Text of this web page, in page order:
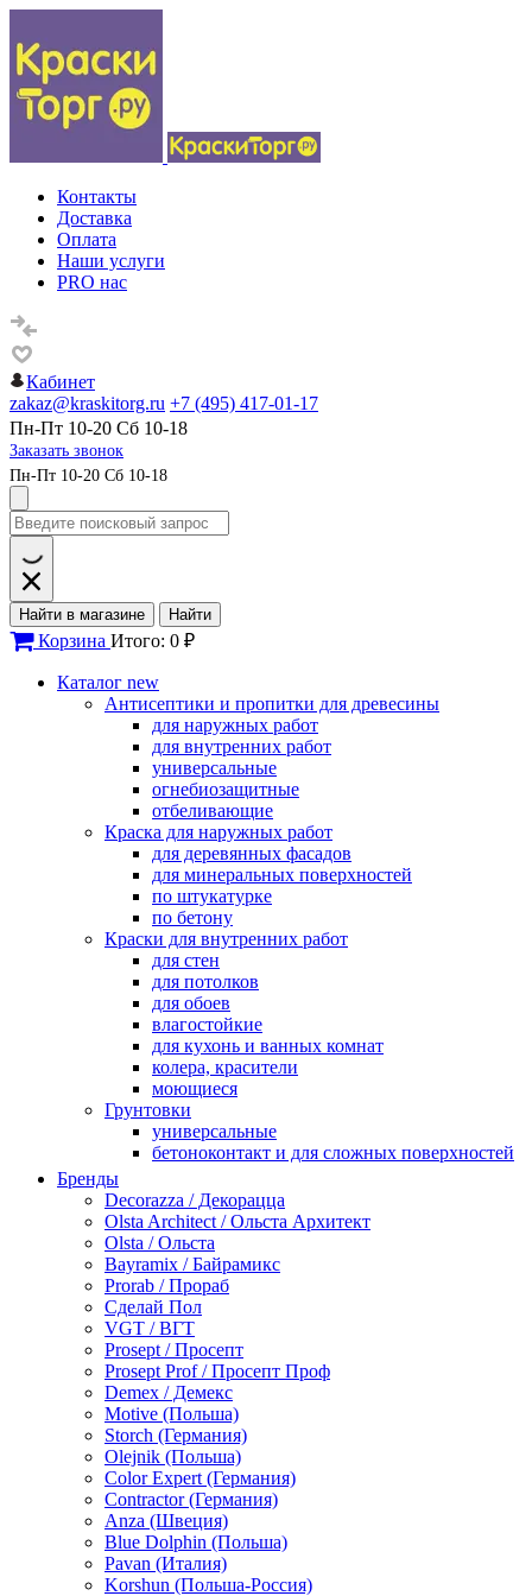
Контакты
Доставка
Оплата
Наши услуги
PRO нас
Кабинет
zakaz@kraskitorg.ru +7 (495) 417-01-17
Пн-Пт 10-20 Сб 10-18
Заказать звонок
Пн-Пт 10-20 Сб 10-18
Найти в магазине Найти
Корзина Итого: 0 ₽
Каталог new
Антисептики и пропитки для древесины
для наружных работ
для внутренних работ
универсальные
огнебиозащитные
отбеливающие
Краска для наружных работ
для деревянных фасадов
для минеральных поверхностей
по штукатурке
по бетону
Краски для внутренних работ
для стен
для потолков
для обоев
влагостойкие
для кухонь и ванных комнат
колера, красители
моющиеся
Грунтовки
универсальные
бетоноконтакт и для сложных поверхностей
по металлу
антикорозийные
под декоративные штукатурки
для гипсокартона
под штукатурку
Герметик
акриловые
силиконовые универсальные, нейтральные
силиконовые санитарные (антигрибковые)
шовные для срубов
для кровли
для каминов
полиуретановые
Декоративные штукатурки и краски
краски для декора, патина
мокрый шелк
венецианские (эффект мрамора)
песок (эффект песчаных вихрей)
декоративная шпаклевка
Бренды
Decorazza / Декорацца
Olsta Architect / Ольста Архитект
Olsta / Ольста
Bayramix / Байрамикс
Prorab / Прораб
Сделай Пол
VGT / ВГТ
Prosept / Просепт
Prosept Prof / Просепт Проф
Demex / Демекс
Motive (Польша)
Storch (Германия)
Olejnik (Польша)
Color Expert (Германия)
Contractor (Германия)
Anza (Швеция)
Blue Dolphin (Польша)
Pavan (Италия)
Korshun (Польша-Россия)